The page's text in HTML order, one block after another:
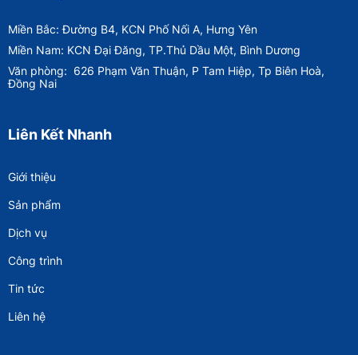
Miền Bắc: Đường B4, KCN Phố Nối A, Hưng Yên
Miền Nam: KCN Đại Đăng, TP.Thủ Dầu Một, Bình Dương
Văn phòng: 626 Phạm Văn Thuận, P Tam Hiệp, Tp Biên Hoà,
Đồng Nai
Liên Kết Nhanh
Giới thiệu
Sản phẩm
Dịch vụ
Công trình
Tin tức
Liên hệ